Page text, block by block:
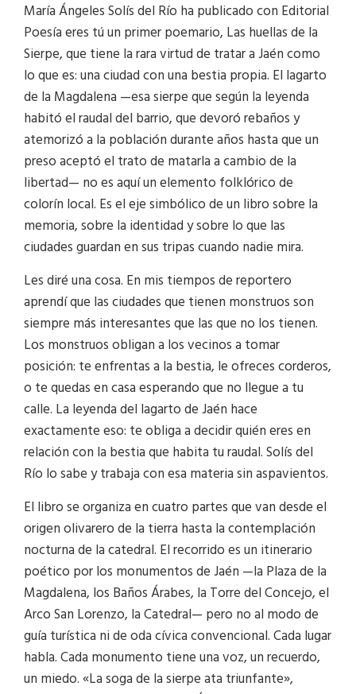
María Ángeles Solís del Río ha publicado con Editorial
Poesía eres tú un primer poemario, Las huellas de la
Sierpe, que tiene la rara virtud de tratar a Jaén como
lo que es: una ciudad con una bestia propia. El lagarto
de la Magdalena —esa sierpe que según la leyenda
habitó el raudal del barrio, que devoró rebaños y
atemorizó a la población durante años hasta que un
preso aceptó el trato de matarla a cambio de la
libertad— no es aquí un elemento folklórico de
colorín local. Es el eje simbólico de un libro sobre la
memoria, sobre la identidad y sobre lo que las
ciudades guardan en sus tripas cuando nadie mira.
Les diré una cosa. En mis tiempos de reportero
aprendí que las ciudades que tienen monstruos son
siempre más interesantes que las que no los tienen.
Los monstruos obligan a los vecinos a tomar
posición: te enfrentas a la bestia, le ofreces corderos,
o te quedas en casa esperando que no llegue a tu
calle. La leyenda del lagarto de Jaén hace
exactamente eso: te obliga a decidir quién eres en
relación con la bestia que habita tu raudal. Solís del
Río lo sabe y trabaja con esa materia sin aspavientos.
El libro se organiza en cuatro partes que van desde el
origen olivarero de la tierra hasta la contemplación
nocturna de la catedral. El recorrido es un itinerario
poético por los monumentos de Jaén —la Plaza de la
Magdalena, los Baños Árabes, la Torre del Concejo, el
Arco San Lorenzo, la Catedral— pero no al modo de
guía turística ni de oda cívica convencional. Cada lugar
habla. Cada monumento tiene una voz, un recuerdo,
un miedo. «La soga de la sierpe ata triunfante»,